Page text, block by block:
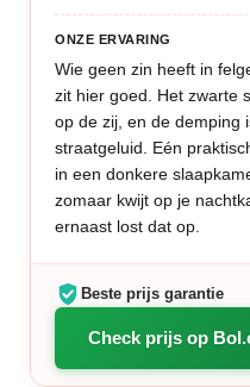
ONZE ERVARING
Wie geen zin heeft in
zit hier goed. Het zwarte
op de zij, en de demping
straatgeluid. Eén
in een donkere
zomaar kwijt op je
ernaast lost dat op.
Beste prijs garantie
Check prijs op